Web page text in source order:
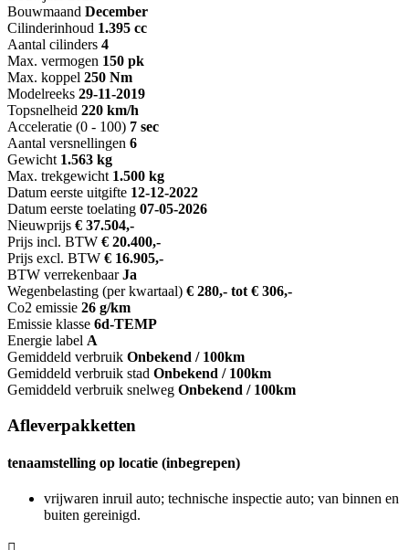
Bouwmaand December
Cilinderinhoud 1.395 cc
Aantal cilinders 4
Max. vermogen 150 pk
Max. koppel 250 Nm
Modelreeks 29-11-2019
Topsnelheid 220 km/h
Acceleratie (0 - 100) 7 sec
Aantal versnellingen 6
Gewicht 1.563 kg
Max. trekgewicht 1.500 kg
Datum eerste uitgifte 12-12-2022
Datum eerste toelating 07-05-2026
Nieuwprijs € 37.504,-
Prijs incl. BTW € 20.400,-
Prijs excl. BTW € 16.905,-
BTW verrekenbaar Ja
Wegenbelasting (per kwartaal) € 280,- tot € 306,-
Co2 emissie 26 g/km
Emissie klasse 6d-TEMP
Energie label A
Gemiddeld verbruik Onbekend / 100km
Gemiddeld verbruik stad Onbekend / 100km
Gemiddeld verbruik snelweg Onbekend / 100km
Afleverpakketten
tenaamstelling op locatie (inbegrepen)
vrijwaren inruil auto; technische inspectie auto; van binnen en
buiten gereinigd.